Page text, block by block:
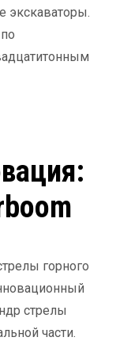
экскаваторы.
горного
стрелы
части.